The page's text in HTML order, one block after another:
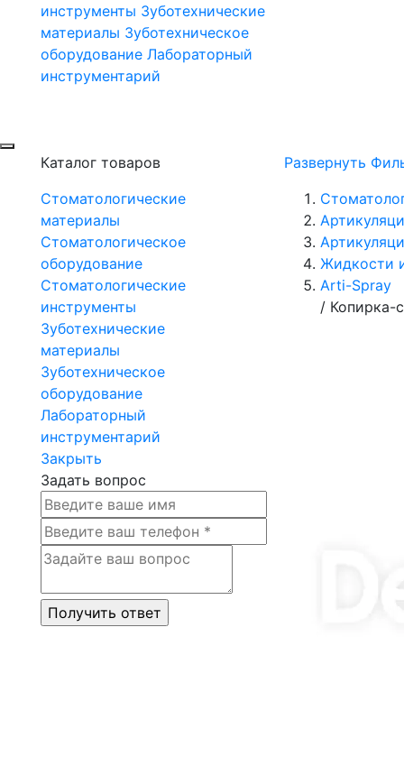
инструменты Зуботехнические
материалы Зуботехническое
оборудование Лабораторный
инструментарий
Каталог товаров
Стоматологические
материалы
Стоматологическое
оборудование
Стоматологические
инструменты
Зуботехнические
материалы
Зуботехническое
оборудование
Лабораторный
инструментарий
Закрыть
Задать вопрос
Развернуть
Жидкости
Arti-Spray
/ Копирка-